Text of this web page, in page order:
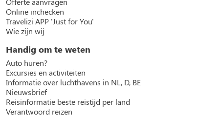
Online inchecken
Travelizi APP 'Just for You'
Wie zijn wij
Handig om te weten
Auto huren?
Excursies en activiteiten
Informatie over luchthavens in NL, D, BE
Nieuwsbrief
Reisinformatie beste reistijd per land
Verantwoord reizen